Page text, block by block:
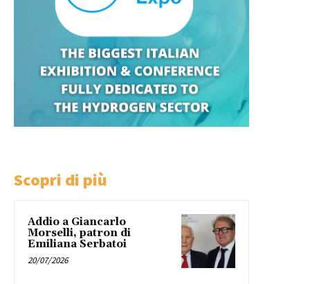
Scopri di più
Addio a Giancarlo
Morselli, patron di
Emiliana Serbatoi
20/07/2026